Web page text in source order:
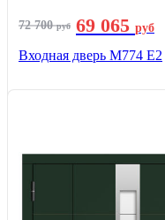
72 700руб 69 065 руб
Входная дверь М774 E2